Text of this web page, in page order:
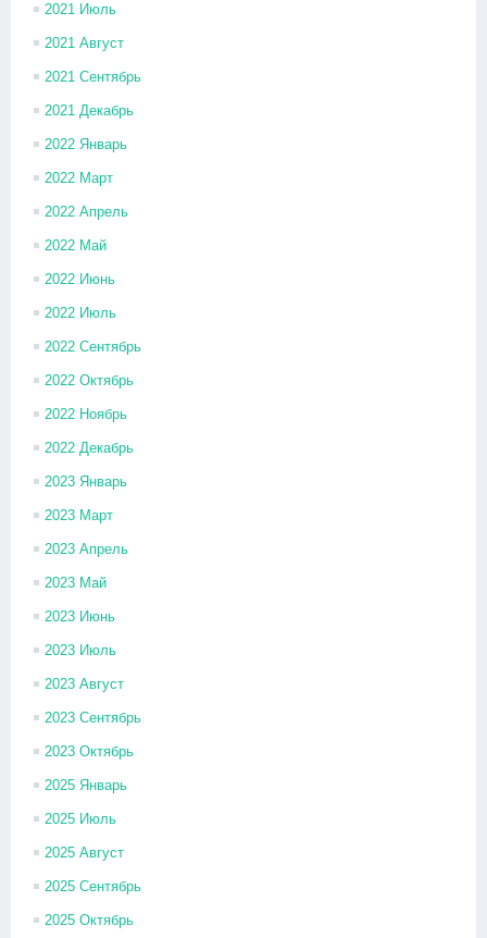
2021 Июль
2021 Август
2021 Сентябрь
2021 Декабрь
2022 Январь
2022 Март
2022 Апрель
2022 Май
2022 Июнь
2022 Июль
2022 Сентябрь
2022 Октябрь
2022 Ноябрь
2022 Декабрь
2023 Январь
2023 Март
2023 Апрель
2023 Май
2023 Июнь
2023 Июль
2023 Август
2023 Сентябрь
2023 Октябрь
2025 Январь
2025 Июль
2025 Август
2025 Сентябрь
2025 Октябрь